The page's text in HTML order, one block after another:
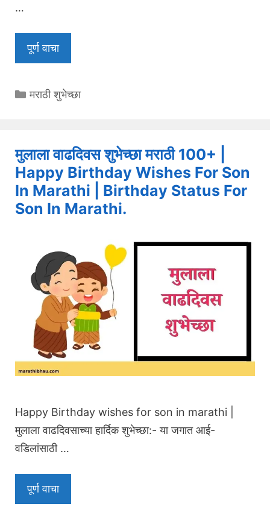
…
पूर्ण वाचा
Categories
मराठी शुभेच्छा
मुलाला वाढदिवस शुभेच्छा मराठी 100+ |
Happy Birthday Wishes For Son
In Marathi | Birthday Status For
Son In Marathi.
Happy Birthday wishes for son in marathi |
मुलाला वाढदिवसाच्या हार्दिक शुभेच्छा:- या जगात आई-
वडिलांसाठी …
पूर्ण वाचा